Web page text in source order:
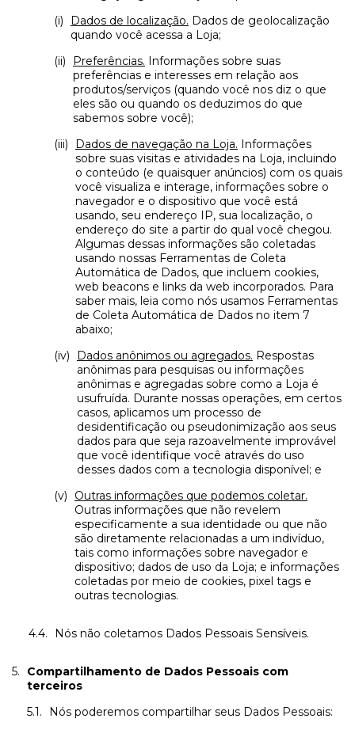
Dados de localização. Dados de geolocalização
quando você acessa a Loja;
Preferências. Informações sobre suas
preferências e interesses em relação aos
produtos/serviços (quando você nos diz o que
eles são ou quando os deduzimos do que
sabemos sobre você);
Dados de navegação na Loja. Informações
sobre suas visitas e atividades na Loja, incluindo
o conteúdo (e quaisquer anúncios) com os quais
você visualiza e interage, informações sobre o
navegador e o dispositivo que você está
usando, seu endereço IP, sua localização, o
endereço do site a partir do qual você chegou.
Algumas dessas informações são coletadas
usando nossas Ferramentas de Coleta
Automática de Dados, que incluem cookies,
web beacons e links da web incorporados. Para
saber mais, leia como nós usamos Ferramentas
de Coleta Automática de Dados no item 7
abaixo;
Dados anônimos ou agregados. Respostas
anônimas para pesquisas ou informações
anônimas e agregadas sobre como a Loja é
usufruída. Durante nossas operações, em certos
casos, aplicamos um processo de
desidentificação ou pseudonimização aos seus
dados para que seja razoavelmente improvável
que você identifique você através do uso
desses dados com a tecnologia disponível; e
Outras informações que podemos coletar.
Outras informações que não revelem
especificamente a sua identidade ou que não
são diretamente relacionadas a um indivíduo,
tais como informações sobre navegador e
dispositivo; dados de uso da Loja; e informações
coletadas por meio de cookies, pixel tags e
outras tecnologias.
Nós não coletamos Dados Pessoais Sensíveis.
Compartilhamento de Dados Pessoais com
terceiros
Nós poderemos compartilhar seus Dados Pessoais: